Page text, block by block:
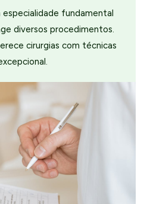
especialidade fundamental
diversos procedimentos.
cirurgias com técnicas